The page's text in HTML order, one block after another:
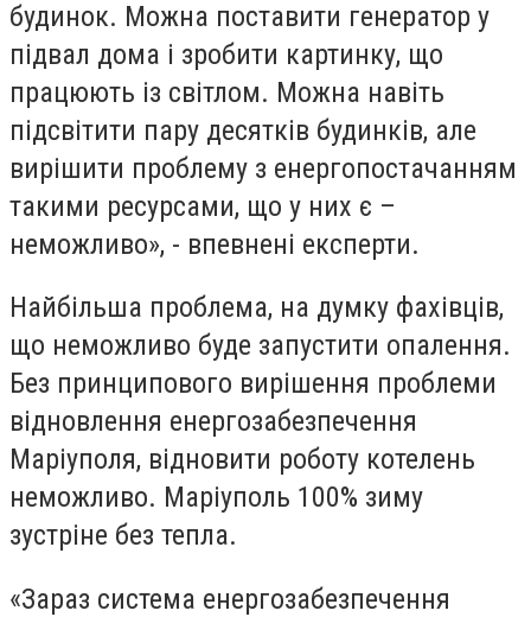
будинок. Можна поставити генератор у
підвал дома і зробити картинку, що
працюють із світлом. Можна навіть
підсвітити пару десятків будинків, але
вирішити проблему з енергопостачанням
такими ресурсами, що у них є –
неможливо», - впевнені експерти.
Найбільша проблема, на думку фахівців,
що неможливо буде запустити опалення.
Без принципового вирішення проблеми
відновлення енергозабезпечення
Маріуполя, відновити роботу котелень
неможливо. Маріуполь 100% зиму
зустріне без тепла.
«Зараз система енергозабезпечення